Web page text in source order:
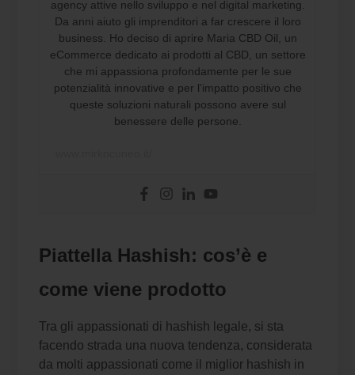
agency attive nello sviluppo e nel digital marketing.
Da anni aiuto gli imprenditori a far crescere il loro
business. Ho deciso di aprire Maria CBD Oil, un
eCommerce dedicato ai prodotti al CBD, un settore
che mi appassiona profondamente per le sue
potenzialità innovative e per l’impatto positivo che
queste soluzioni naturali possono avere sul
benessere delle persone.
Piattella Hashish: cos’è e
come viene prodotto
Tra gli appassionati di hashish legale, si sta
facendo strada una nuova tendenza, considerata
da molti appassionati come il miglior hashish in